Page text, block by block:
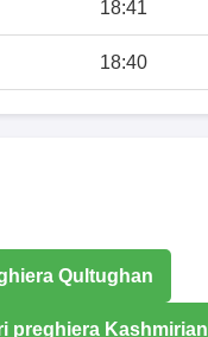
18:41
18:40
Qultughan
preghiera Kashmirian